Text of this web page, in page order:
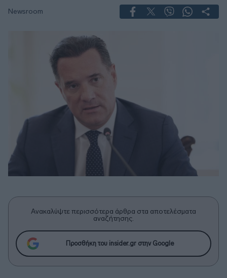
Newsroom
Ανακαλύψτε περισσότερα άρθρα στα αποτελέσματα
αναζήτησης.
Προσθήκη του insider.gr στην Google